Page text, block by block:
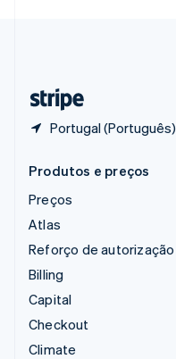
Portugal (Português)
Produtos e preços
Preços
Atlas
Reforço de autorização
Billing
Capital
Checkout
Climate